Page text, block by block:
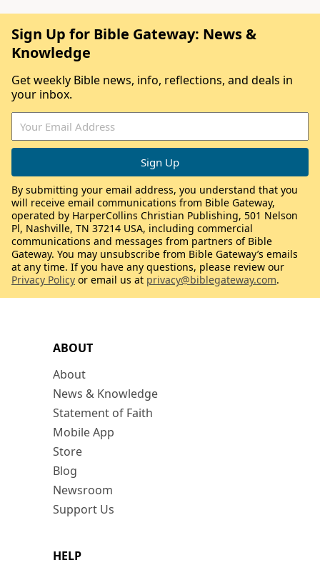
ABOUT
About
News & Knowledge
Statement of Faith
Mobile App
Store
Blog
Newsroom
Support Us
HELP
Sign Up for Bible Gateway: News &
Knowledge
Get weekly Bible news, info, reflections, and deals in
your inbox.
By submitting your email address, you understand that you
will receive email communications from Bible Gateway,
operated by HarperCollins Christian Publishing, 501 Nelson
Pl, Nashville, TN 37214 USA, including commercial
communications and messages from partners of Bible
Gateway. You may unsubscribe from Bible Gateway’s emails
at any time. If you have any questions, please review our
Privacy Policy or email us at privacy@biblegateway.com.